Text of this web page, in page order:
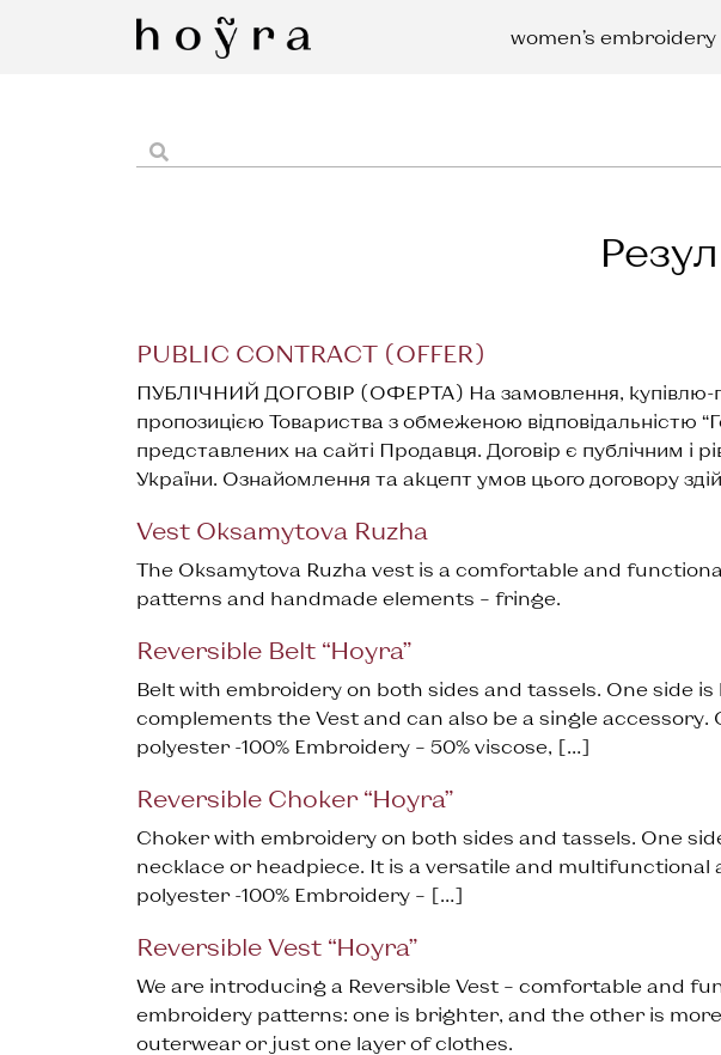
women’s embroidery
PUBLIC CONTRACT (OFFER)
ПУБЛІЧНИЙ ДОГОВІР (ОФЕРТА) На замовлення, купівлю-
пропозицією Товариства з обмеженою відповідальністю
представлених на сайті Продавця. Договір є публічним і
України. Ознайомлення та акцепт умов цього договору
Vest Oksamytova Ruzha
The Oksamytova Ruzha vest is a comfortable and
patterns and handmade elements – fringe.
Reversible Belt “Hoyra”
Belt with embroidery on both sides and tassels. One side
complements the Vest and can also be a single accessory.
polyester -100% Embroidery – 50% viscose, […]
Reversible Сhoker “Hoyra”
Choker with embroidery on both sides and tassels. One
necklace or headpiece. It is a versatile and multifunctional
polyester -100% Embroidery – […]
Reversible Vest “Hoyra”
We are introducing a Reversible Vest – comfortable and
embroidery patterns: one is brighter, and the other is
outerwear or just one layer of clothes.